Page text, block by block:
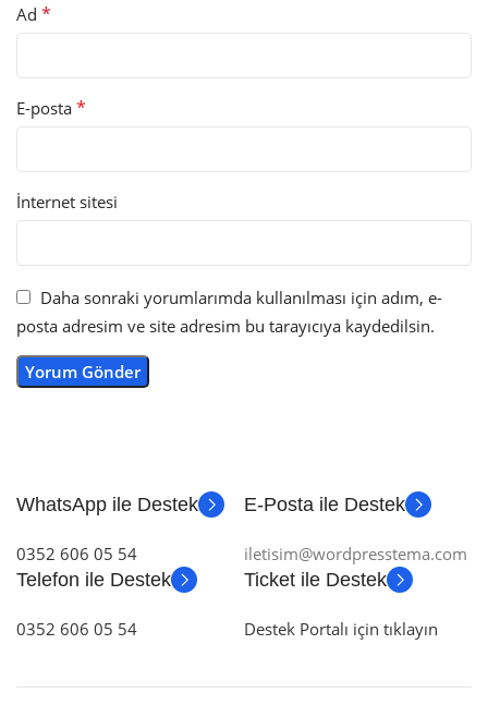
Ad *
E-posta *
İnternet sitesi
Daha sonraki yorumlarımda kullanılması için adım, e-
posta adresim ve site adresim bu tarayıcıya kaydedilsin.
WhatsApp ile Destek
0352 606 05 54
E-Posta ile Destek
iletisim@wordpresstema.com
Telefon ile Destek
0352 606 05 54
Ticket ile Destek
Destek Portalı için tıklayın